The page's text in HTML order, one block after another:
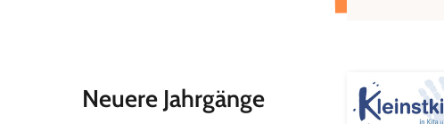
Neuere Jahrgänge